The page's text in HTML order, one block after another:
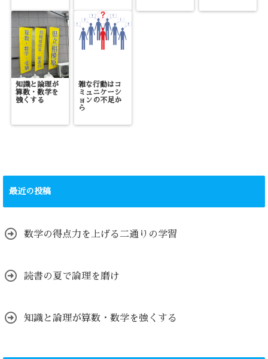
知識と論理が
算数・数学を
強くする
雑な行動はコ
ミュニケーシ
ョンの不足か
ら
最近の投稿
数学の得点力を上げる二通りの学習
読書の夏で論理を磨け
知識と論理が算数・数学を強くする